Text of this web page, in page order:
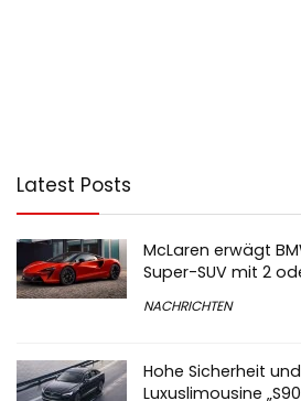
Latest Posts
McLaren erwägt
Super-SUV mit 2
NACHRICHTEN
Hohe Sicherheit
Luxuslimousine